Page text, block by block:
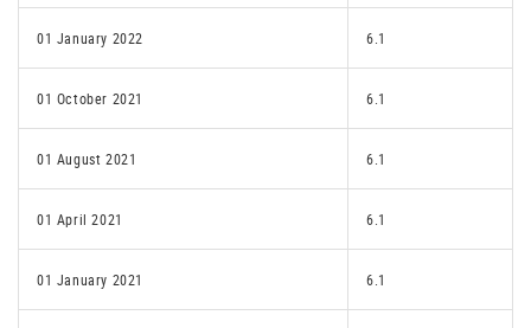
01 January 2022 6.1
01 October 2021 6.1
01 August 2021 6.1
01 April 2021 6.1
01 January 2021 6.1